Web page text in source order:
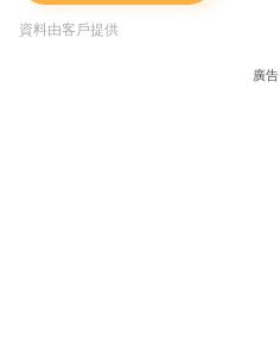
資料由客戶提供
廣告